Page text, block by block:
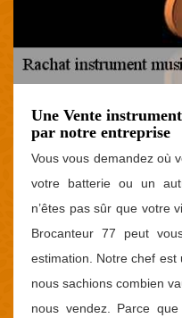
Une Vente
par notre entreprise
Vous vous demandez où
votre batterie ou un
n’êtes pas sûr que votre
Brocanteur 77 peut
estimation. Notre chef
nous sachions combien
nous vendez. Parce